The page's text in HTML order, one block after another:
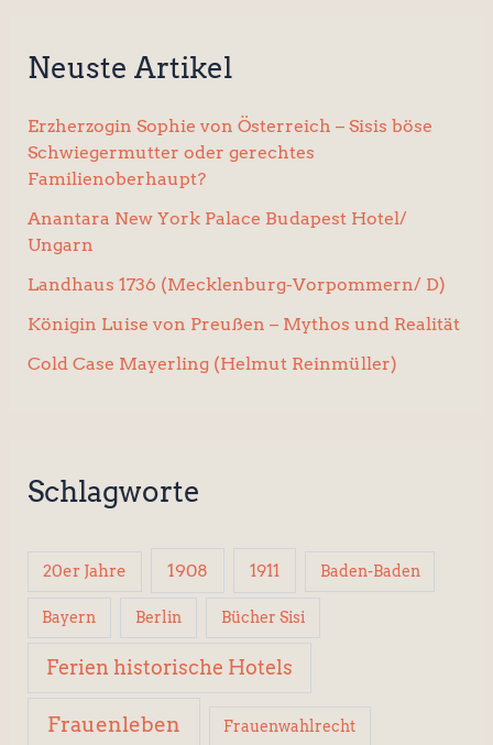
Neuste Artikel
Erzherzogin Sophie von Österreich – Sisis böse
Schwiegermutter oder gerechtes
Familienoberhaupt?
Anantara New York Palace Budapest Hotel/
Ungarn
Landhaus 1736 (Mecklenburg-Vorpommern/ D)
Königin Luise von Preußen – Mythos und Realität
Cold Case Mayerling (Helmut Reinmüller)
Schlagworte
20er Jahre 1908 1911 Baden-Baden
Bayern Berlin Bücher Sisi
Ferien historische Hotels
Frauenleben Frauenwahlrecht